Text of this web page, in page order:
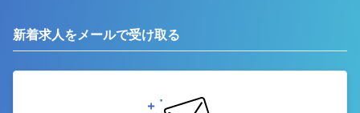
新着求人をメールで受け取る